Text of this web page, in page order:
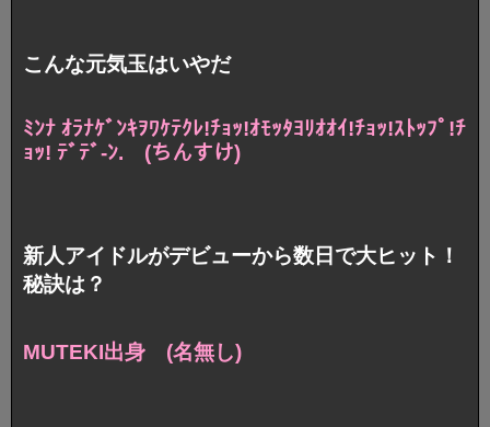
こんな元気玉はいやだ
ﾐﾝﾅ ｵﾗﾅｹﾞﾝｷｦﾜｹﾃｸﾚ!ﾁｮｯ!ｵﾓｯﾀﾖﾘｵｵｲ!ﾁｮｯ!ｽﾄｯﾌﾟ!ﾁ
ｮｯ! ﾃﾞﾃﾞ-ﾝ. (ちんすけ)
新人アイドルがデビューから数日で大ヒット！
秘訣は？
MUTEKI出身 (名無し)